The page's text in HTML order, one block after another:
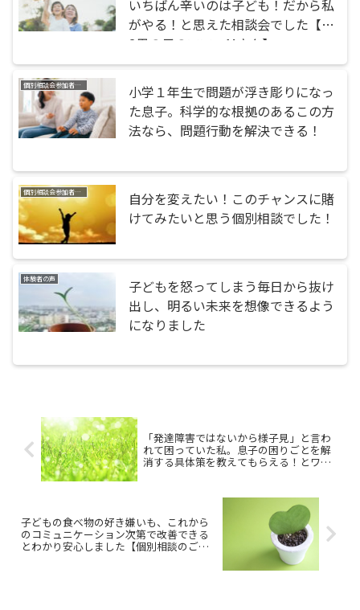
いちばん辛いのは子ども！だから私
がやる！と思えた相談会でした【小
2男の子のママ・Mさん】
個別相談会参加者の声
小学１年生で問題が浮き彫りになっ
た息子。科学的な根拠のあるこの方
法なら、問題行動を解決できる！
個別相談会参加者の声
自分を変えたい！このチャンスに賭
けてみたいと思う個別相談でした！
体験者の声
子どもを怒ってしまう毎日から抜け
出し、明るい未来を想像できるよう
になりました
「発達障害ではないから様子見」と言わ
れて困っていた私。息子の困りごとを解
消する具体策を教えてもらえる！とワク
子どもの食べ物の好き嫌いも、これから
のコミュニケーション次第で改善できる
とわかり安心しました【個別相談のご感